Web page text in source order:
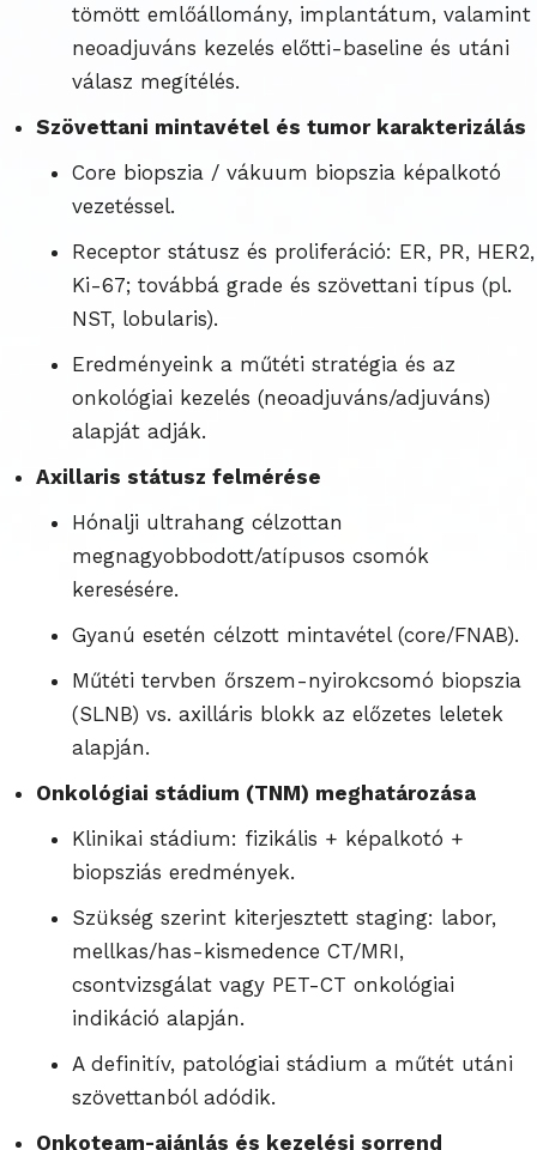
tömött emlőállomány, implantátum, valamint
neoadjuváns kezelés előtti-baseline és utáni
válasz megítélés.
Szövettani mintavétel és tumor karakterizálás
Core biopszia / vákuum biopszia képalkotó
vezetéssel.
Receptor státusz és proliferáció: ER, PR, HER2,
Ki-67; továbbá grade és szövettani típus (pl.
NST, lobularis).
Eredményeink a műtéti stratégia és az
onkológiai kezelés (neoadjuváns/adjuváns)
alapját adják.
Axillaris státusz felmérése
Hónalji ultrahang célzottan
megnagyobbodott/atípusos csomók
keresésére.
Gyanú esetén célzott mintavétel (core/FNAB).
Műtéti tervben őrszem-nyirokcsomó biopszia
(SLNB) vs. axilláris blokk az előzetes leletek
alapján.
Onkológiai stádium (TNM) meghatározása
Klinikai stádium: fizikális + képalkotó +
biopsziás eredmények.
Szükség szerint kiterjesztett staging: labor,
mellkas/has-kismedence CT/MRI,
csontvizsgálat vagy PET-CT onkológiai
indikáció alapján.
A definitív, patológiai stádium a műtét utáni
szövettanból adódik.
Onkoteam-ajánlás és kezelési sorrend